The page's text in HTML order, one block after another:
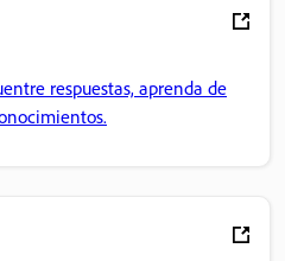
respuestas, aprenda de